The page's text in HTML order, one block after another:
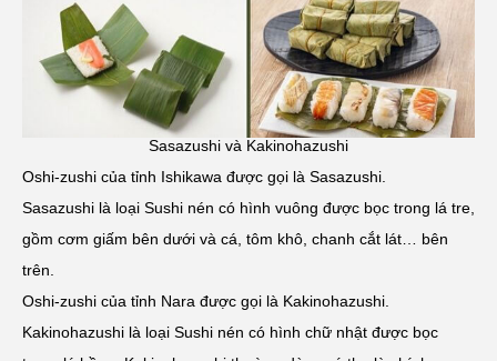
Sasazushi và Kakinohazushi
Oshi-zushi của tỉnh Ishikawa được gọi là Sasazushi.
Sasazushi là loại Sushi nén có hình vuông được bọc trong lá tre,
gồm cơm giấm bên dưới và cá, tôm khô, chanh cắt lát… bên
trên.
Oshi-zushi của tỉnh Nara được gọi là Kakinohazushi.
Kakinohazushi là loại Sushi nén có hình chữ nhật được bọc